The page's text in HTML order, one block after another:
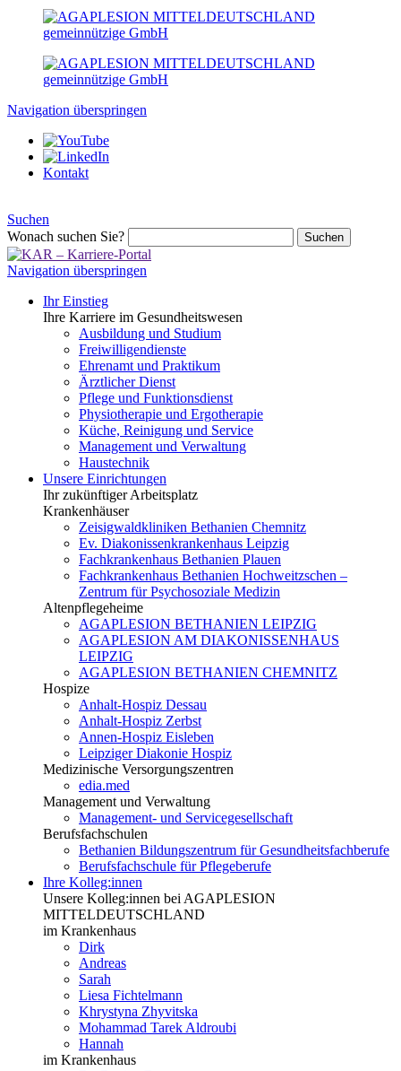
Navigation überspringen
Kontakt
Suchen
Wonach suchen Sie?
Suchen
Navigation überspringen
Ihr Einstieg
Ihre Karriere im Gesundheitswesen
Ausbildung und Studium
Freiwilligendienste
Ehrenamt und Praktikum
Ärztlicher Dienst
Pflege und Funktionsdienst
Physiotherapie und Ergotherapie
Küche, Reinigung und Service
Management und Verwaltung
Haustechnik
Unsere Einrichtungen
Ihr zukünftiger Arbeitsplatz
Krankenhäuser
Zeisigwaldkliniken Bethanien Chemnitz
Ev. Diakonissenkrankenhaus Leipzig
Fachkrankenhaus Bethanien Plauen
Fachkrankenhaus Bethanien Hochweitzschen –
Zentrum für Psychosoziale Medizin
Altenpflegeheime
AGAPLESION BETHANIEN LEIPZIG
AGAPLESION AM DIAKONISSENHAUS
LEIPZIG
AGAPLESION BETHANIEN CHEMNITZ
Hospize
Anhalt-Hospiz Dessau
Anhalt-Hospiz Zerbst
Annen-Hospiz Eisleben
Leipziger Diakonie Hospiz
Medizinische Versorgungszentren
edia.med
Management und Verwaltung
Management- und Servicegesellschaft
Berufsfachschulen
Bethanien Bildungszentrum für Gesundheitsfachberufe
Berufsfachschule für Pflegeberufe
Ihre Kolleg:innen
Unsere Kolleg:innen bei AGAPLESION
MITTELDEUTSCHLAND
im Krankenhaus
Dirk
Andreas
Sarah
Liesa Fichtelmann
Khrystyna Zhyvitska
Mohammad Tarek Aldroubi
Hannah
im Krankenhaus